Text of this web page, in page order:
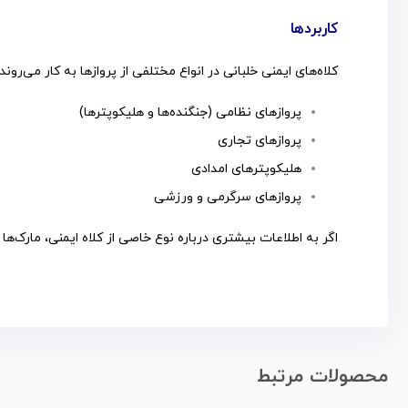
کاربردها
کلاه‌های ایمنی خلبانی در انواع مختلفی از پروازها به کار
پروازهای نظامی (جنگنده‌ها و هلیکوپترها)
پروازهای تجاری
هلیکوپترهای امدادی
پروازهای سرگرمی و ورزشی
اگر به اطلاعات بیشتری درباره نوع خاصی از کلاه ایمنی،
محصولات مرتبط